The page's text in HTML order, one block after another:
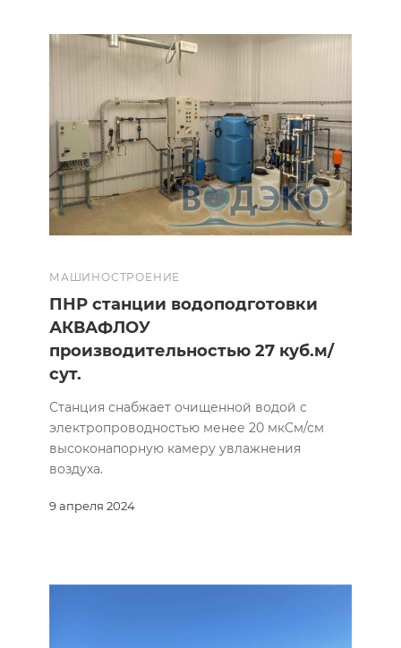
МАШИНОСТРОЕНИЕ
9 апреля 2024
ПНР станции водоподготовки
АКВАФЛОУ
производительностью 27 куб.м/
сут.
Станция снабжает очищенной водой с
электропроводностью менее 20 мкСм/см
высоконапорную камеру увлажнения
воздуха.